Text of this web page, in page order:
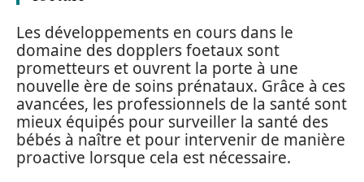
Les développements en cours dans le
domaine des dopplers foetaux sont
prometteurs et ouvrent la porte à une
nouvelle ère de soins prénataux. Grâce à ces
avancées, les professionnels de la santé sont
mieux équipés pour surveiller la santé des
bébés à naître et pour intervenir de manière
proactive lorsque cela est nécessaire.